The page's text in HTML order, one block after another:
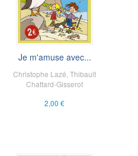
Je m'amuse avec...
Christophe Lazé Thibault
Chattard-Gisserot
2,00 €